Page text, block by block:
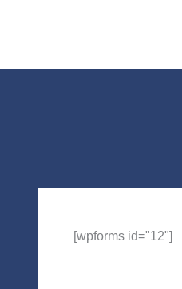
[wpforms id="12"]